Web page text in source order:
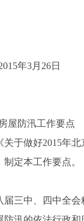
月26日
屋防汛工作要点
于做好2015年
定本工作要点。
三中、四中全